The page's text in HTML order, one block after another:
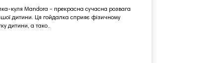
куля Mandora - прекрасна сучасна розвага
дитини. Ця гойдалка сприяє фізичному
дитини, а тако..